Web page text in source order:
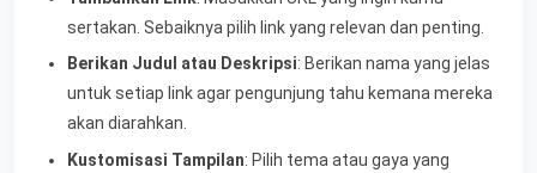
sertakan. Sebaiknya pilih link yang relevan dan penting.
Berikan Judul atau Deskripsi: Berikan nama yang jelas
untuk setiap link agar pengunjung tahu kemana mereka
akan diarahkan.
Kustomisasi Tampilan: Pilih tema atau gaya yang